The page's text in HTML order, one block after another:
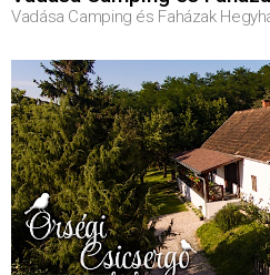
Vadása Camping és Faházak